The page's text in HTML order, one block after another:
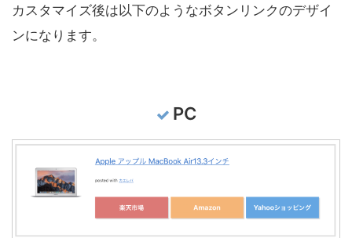
カスタマイズ後は以下のようなボタンリンクのデザイ
ンになります。
PC